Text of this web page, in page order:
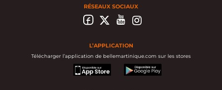
RÉSEAUX SOCIAUX
L’APPLICATION
Télécharger l’application de bellemartinique.com sur les stores
appstore
googleplay